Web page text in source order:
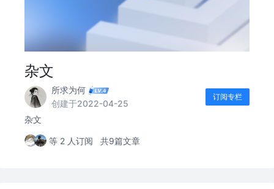
杂文
所求为何
创建于2022-04-25
订阅专栏
杂文
等 2 人订阅 共9篇文章